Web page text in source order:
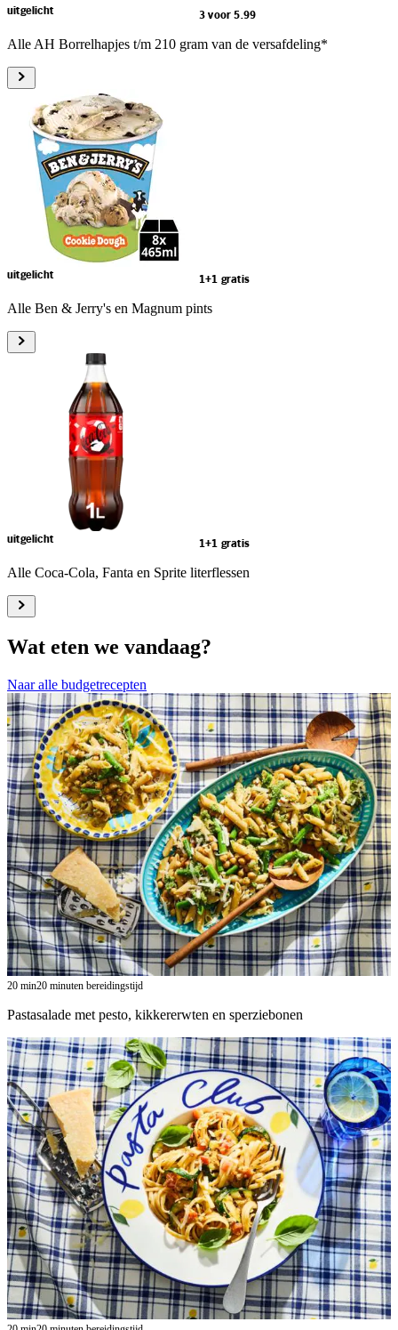
uitgelicht 3 voor 5.99
Alle AH Borrelhapjes t/m 210 gram van de versafdeling*
uitgelicht 1+1 gratis
Alle Ben & Jerry's en Magnum pints
uitgelicht 1+1 gratis
Alle Coca-Cola, Fanta en Sprite literflessen
Wat eten we vandaag?
Naar alle budgetrecepten
20 min20 minuten bereidingstijd
Pastasalade met pesto, kikkererwten en sperziebonen